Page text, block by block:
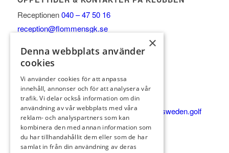
Receptionen040 – 47 50 16
reception@flommensgk.se
Helg & helgdagar 8-15
Golfshop/Pro:
Vardagar 8-17
Helg & helgdagar 8-15
Shop 0735-45 90 08petter.bengtsson@pgasweden.golf
KÖKET
Alla dagar 9-20
×
Denna webbplats använder
cookies
Vi använder cookies för att anpassa
innehåll, annonser och för att analysera vår
trafik. Vi delar också information om din
användning av vår webbplats med våra
reklam- och analyspartners som kan
kombinera den med annan information som
du har tillhandahållit dem eller som de har
samlat in från din användning av deras